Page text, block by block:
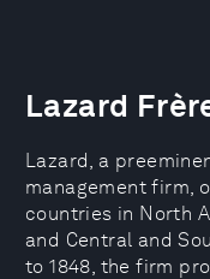
Lazard
Lazard, a
management firm,
countries in North
and Central and
to 1848, the firm